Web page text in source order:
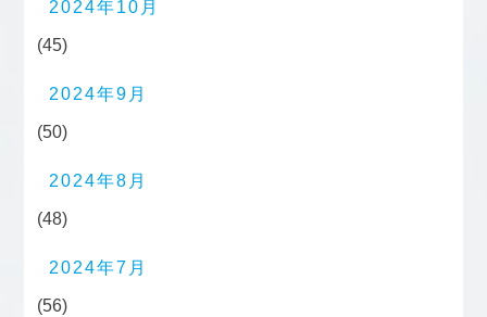
2024年10月
(45)
2024年9月
(50)
2024年8月
(48)
2024年7月
(56)